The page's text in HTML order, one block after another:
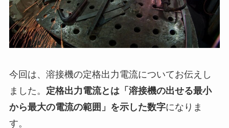
今回は、溶接機の定格出力電流についてお伝えし
ました。 定格出力電流とは「溶接機の出せる最小
から最大の電流の範囲」を示した数字になりま
す。